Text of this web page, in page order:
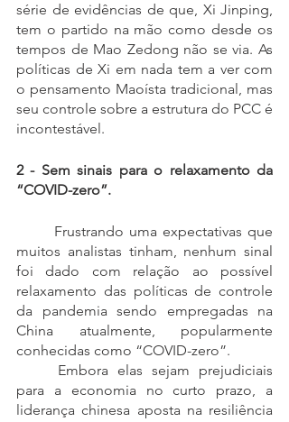
série de evidências de que, Xi Jinping,
tem o partido na mão como desde os
tempos de Mao Zedong não se via. As
políticas de Xi em nada tem a ver com
o pensamento Maoísta tradicional, mas
seu controle sobre a estrutura do PCC é
incontestável.
2 - Sem sinais para o relaxamento da
“COVID-zero”.
muitos analistas tinham, nenhum sinal
foi dado com relação ao possível
relaxamento das políticas de controle
da pandemia sendo empregadas na
China atualmente, popularmente
conhecidas como “COVID-zero”.
para a economia no curto prazo, a
liderança chinesa aposta na resiliência